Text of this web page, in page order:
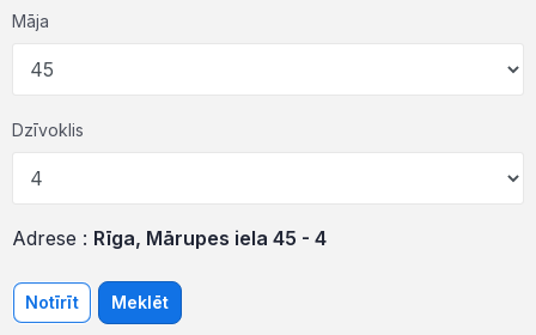
Māja
Dzīvoklis
Adrese : Rīga, Mārupes iela 45 - 4
Notīrīt Meklēt